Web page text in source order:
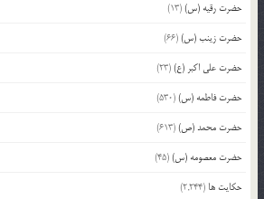
حضرت رقیه (س)(13)
حضرت زینب (س)(66)
حضرت علی اکبر (ع)(23)
حضرت فاطمه (س)(530)
حضرت محمد (ص)(613)
حضرت معصومه (س)(45)
حکایت ها (2,244)